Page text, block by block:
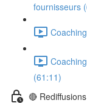
fournisseurs
(61:11)
🔴